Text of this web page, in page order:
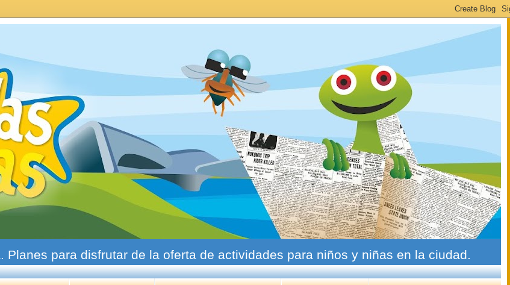
para disfrutar de la oferta de actividades para niños y niñas en la ciudad.